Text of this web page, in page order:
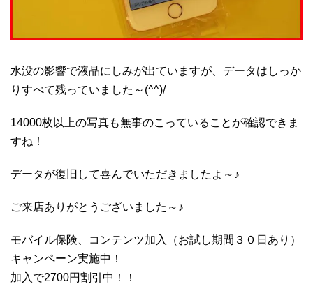
水没の影響で液晶にしみが出ていますが、データはしっか
りすべて残っていました～(^^)/
14000枚以上の写真も無事のこっていることが確認できま
すね！
データが復旧して喜んでいただきましたよ～♪
ご来店ありがとうございました～♪
モバイル保険、コンテンツ加入（お試し期間３０日あり）
キャンペーン実施中！
加入で2700円割引中！！